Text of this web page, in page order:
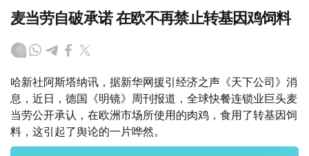
麦当劳自破承诺 在欧不再禁止转基因鸡饲料
哈新社阿斯塔纳讯，据新华网援引经济之声《天下公司》消
息，近日，德国《明镜》周刊报道，全球快餐连锁业巨头麦
当劳公开承认，在欧洲市场所使用的肉鸡，食用了转基因饲
料，这引起了舆论的一片哗然。